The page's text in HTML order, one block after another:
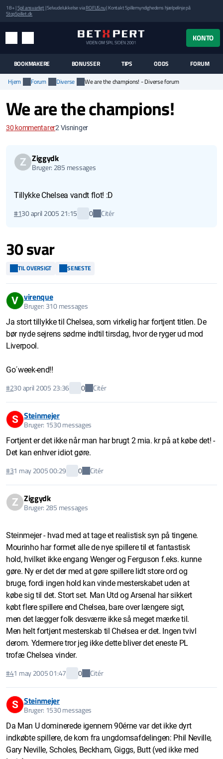
18+ |Spil ansvarligt| Selvudelukkelse viaROFUS.nu| Kontakt Spillemyndighedens hjælpelinje på
StopSpillet.dk
KONTO
MENUEN
BOOKMAKERE BONUSSER TIPS ODDS
FORUM
Hjem
Forum Diverse We are the champions! - Diverse forum
We are the champions!
30 kommentarer2 Visninger
Z Ziggydk
Bruger: 285 messages
Tillykke Chelsea vandt flot! :D
#130 april 2005 21:15 0 Citér
30 svar
TIL OVERSIGT SENESTE
V virenque
Bruger: 310 messages
Ja stort tillykke til Chelsea, som virkelig har fortjent titlen. De
bør nyde sejrens sødme indtil tirsdag, hvor de ryger ud mod
Liverpool.
Go´week-end!!
#230 april 2005 23:36 0 Citér
S Steinmejer
Bruger: 1530 messages
Fortjent er det ikke når man har brugt 2 mia. kr på at købe det! -
Det kan enhver idiot gøre.
#31 may 2005 00:29 0 Citér
Z Ziggydk
Bruger: 285 messages
Steinmejer - hvad med at tage et realistisk syn på tingene.
Mourinho har formet alle de nye spillere til et fantastisk
hold, hvilket ikke engang Wenger og Ferguson f.eks. kunne
gøre. Ny er det der med at gøre spillere lidt store ord og
bruge, fordi ingen hold kan vinde mesterskabet uden at
købe sig til det. Stort set. Man Utd og Arsenal har sikkert
købt flere spillere end Chelsea, bare over længere sigt,
men det lægger folk desværre ikke så meget mærke til.
Men helt fortjent mesterskab til Chelsea er det. Ingen tvivl
derom. Ydermere tror jeg ikke dette bliver det eneste PL
trofæ Chelsea vinder.
#41 may 2005 01:47 0 Citér
S Steinmejer
Bruger: 1530 messages
Da Man U dominerede igennem 90érne var det ikke dyrt
indkøbte spillere, de kom fra ungdomsafdelingen: Phil Neville,
Gary Neville, Scholes, Beckham, Giggs, Butt (ved ikke med